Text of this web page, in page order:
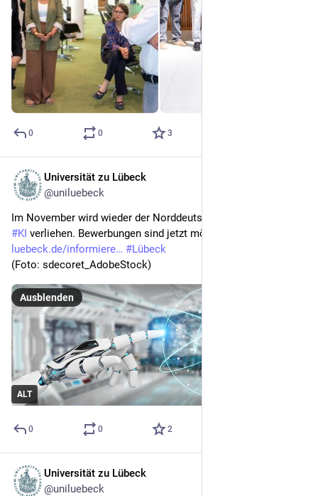
0 0 3
Universität zu Lübeck
@uniluebeck
#KI verliehen. Bewerbungen sind jetzt möglich:
luebeck.de/informiere
#Lübeck
(Foto: sdecoret_AdobeStock)
ALT
Ausblenden
0 0 2
Universität zu Lübeck
@uniluebeck